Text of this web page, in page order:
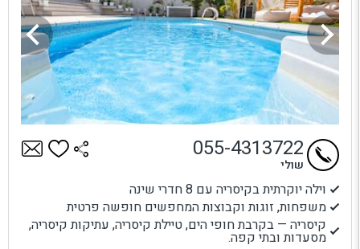
וילה יוקרתית בקיסריה עם 8 חדרי שינה
משפחות, זוגות וקבוצות המחפשים חופשה פרטית
קיסריה — בקרבת חופי הים, טיילת קיסריה, עתיקות קיסריה,
מסעדות ובתי קפה.
055-4313722
שולי